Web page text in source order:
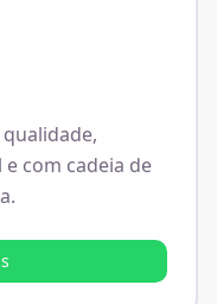
com cadeia de